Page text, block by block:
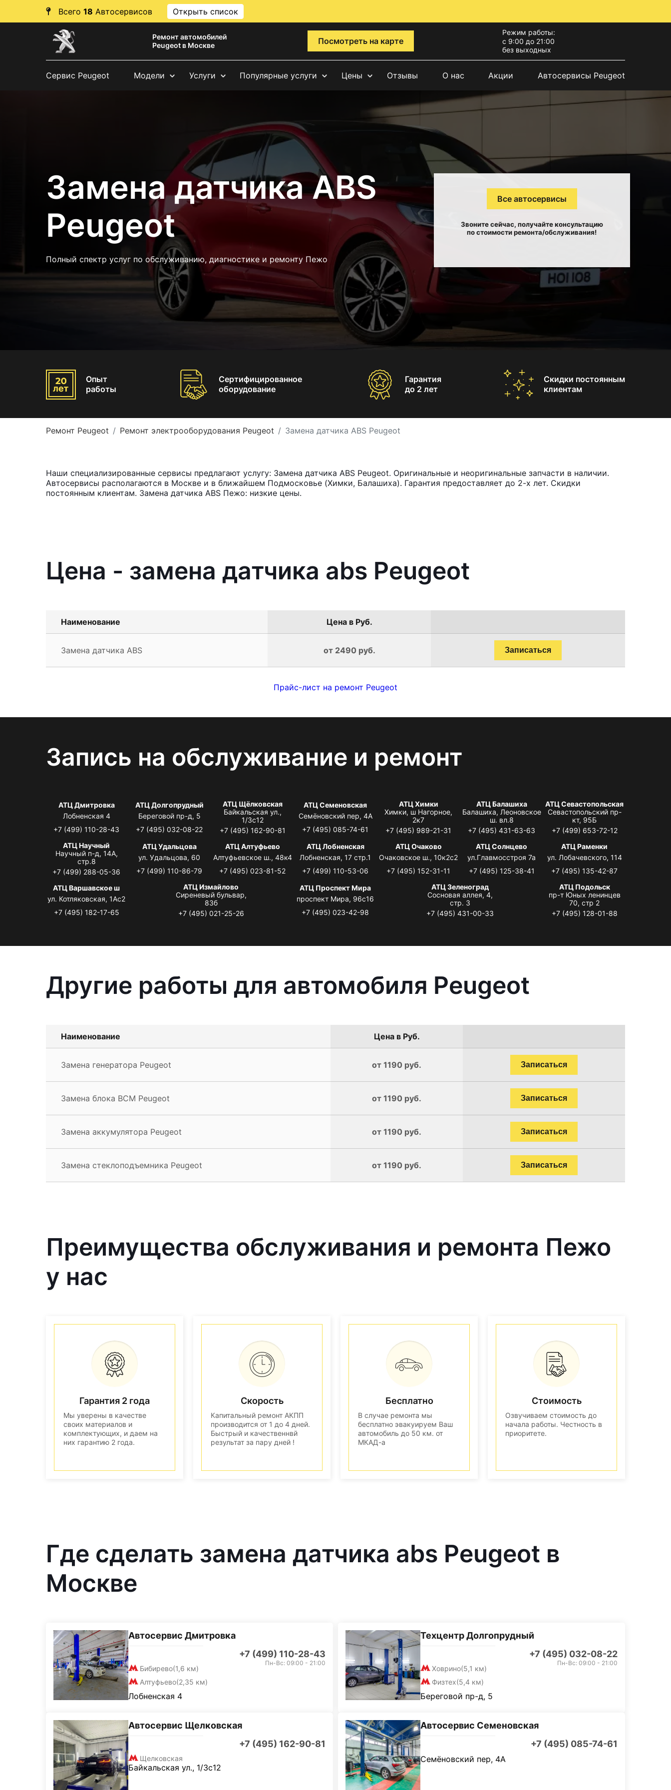
Всего 18 Автосервисов Открыть список
Ремонт автомобилей
Peugeot в Москве
Посмотреть на карте
Режим работы:
с 9:00 до 21:00
без выходных
Сервис Peugeot Модели Услуги Популярные услуги Цены Отзывы О нас Акции Автосервисы Peugeot
Замена датчика ABS
Peugeot
Полный спектр услуг по обслуживанию, диагностике и ремонту Пежо
Все автосервисы
Звоните сейчас, получайте консультацию
по стоимости ремонта/обслуживания!
Опыт
работы
Сертифицированное
оборудование
Гарантия
до 2 лет
Скидки постоянным
клиентам
Ремонт Peugeot Ремонт электрооборудования Peugeot Замена датчика ABS Peugeot
Наши специализированные сервисы предлагают услугу: Замена датчика ABS Peugeot. Оригинальные и неоригинальные запчасти в наличии.
Автосервисы располагаются в Москве и в ближайшем Подмосковье (Химки, Балашиха). Гарантия предоставляет до 2-х лет. Скидки
постоянным клиентам. Замена датчика ABS Пежо: низкие цены.
Цена - замена датчика abs Peugeot
Наименование Цена в Руб.
Замена датчика ABS от 2490 руб. Записаться
Прайс-лист на ремонт Peugeot
Запись на обслуживание и ремонт
АТЦ Дмитровка
Лобненская 4
+7 (499) 110-28-43
АТЦ Долгопрудный
Береговой пр-д, 5
+7 (495) 032-08-22
АТЦ Щёлковская
Байкальская ул.,
1/3с12
+7 (495) 162-90-81
АТЦ Семеновская
Семёновский пер, 4А
+7 (495) 085-74-61
АТЦ Химки
Химки, ш Нагорное,
2к7
+7 (495) 989-21-31
АТЦ Балашиха
Балашиха, Леоновское
ш. вл.8
+7 (495) 431-63-63
АТЦ Севастопольская
Севастопольский пр-
кт, 95Б
+7 (499) 653-72-12
АТЦ Научный
Научный п-д, 14А,
стр.8
+7 (499) 288-05-36
АТЦ Удальцова
ул. Удальцова, 60
+7 (499) 110-86-79
АТЦ Алтуфьево
Алтуфьевское ш., 48к4
+7 (495) 023-81-52
АТЦ Лобненская
Лобненская, 17 стр.1
+7 (499) 110-53-06
АТЦ Очаково
Очаковское ш., 10к2с2
+7 (495) 152-31-11
АТЦ Солнцево
ул.Главмосстроя 7а
+7 (495) 125-38-41
АТЦ Раменки
ул. Лобачевского, 114
+7 (495) 135-42-87
АТЦ Варшавское ш
ул. Котляковская, 1Ас2
+7 (495) 182-17-65
АТЦ Измайлово
Сиреневый бульвар,
83б
+7 (495) 021-25-26
АТЦ Проспект Мира
проспект Мира, 96с16
+7 (495) 023-42-98
АТЦ Зеленоград
Сосновая аллея, 4,
стр. 3
+7 (495) 431-00-33
АТЦ Подольск
пр-т Юных ленинцев
70, стр 2
+7 (495) 128-01-88
Другие работы для автомобиля Peugeot
Наименование Цена в Руб.
Замена генератора Peugeot от 1190 руб. Записаться
Замена блока BCM Peugeot от 1190 руб. Записаться
Замена аккумулятора Peugeot от 1190 руб. Записаться
Замена стеклоподъемника Peugeot от 1190 руб. Записаться
Преимущества обслуживания и ремонта Пежо
у нас
Гарантия 2 года
Мы уверены в качестве
своих материалов и
комплектующих, и даем на
них гарантию 2 года.
Скорость
Капитальный ремонт АКПП
производится от 1 до 4 дней.
Быстрый и качественнвй
результат за пару дней !
Бесплатно
В случае ремонта мы
бесплатно эвакуируем Ваш
автомобиль до 50 км. от
МКАД-а
Стоимость
Озвучиваем стоимость до
начала работы. Честность в
приоритете.
Где сделать замена датчика abs Peugeot в
Москве
Автосервис Дмитровка
+7 (499) 110-28-43
Бибирево(1,6 км)
Алтуфьево(2,35 км)
Пн-Вс: 09:00 - 21:00
Лобненская 4
Техцентр Долгопрудный
+7 (495) 032-08-22
Ховрино(5,1 км)
Физтех(5,4 км)
Пн-Вс: 09:00 - 21:00
Береговой пр-д, 5
Автосервис Щелковская
+7 (495) 162-90-81
Щелковская
Байкальская ул., 1/3с12
Автосервис Семеновская
+7 (495) 085-74-61
Семёновский пер, 4А